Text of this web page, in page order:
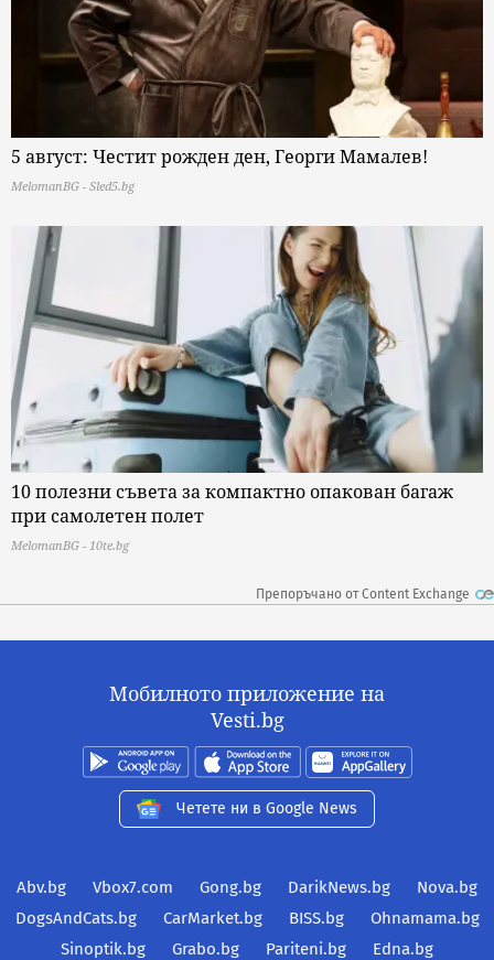
5 август: Честит рожден ден, Георги Мамалев!
MelomanBG - Sled5.bg
10 полезни съвета за компактно опакован багаж
при самолетен полет
MelomanBG - 10te.bg
Препоръчано от Content Exchange
Мобилното приложение на
Vesti.bg
Четете ни в Google News
Abv.bg Vbox7.com Gong.bg DarikNews.bg
Nova.bg
DogsAndCats.bg
CarMarket.bg BISS.bg
Ohnamama.bg
Sinoptik.bg
Grabo.bg Pariteni.bg Edna.bg